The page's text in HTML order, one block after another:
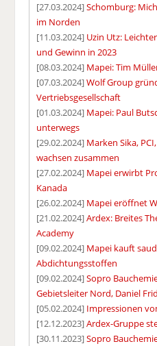
[27.03.2024]Schomburg:
im Norden
[11.03.2024] Uzin Utz:
und Gewinn in 2023
[08.03.2024] Mapei: Tim
[07.03.2024]Wolf Group
Vertriebsgesellschaft
[01.03.2024] Mapei: Paul
unterwegs
[29.02.2024] Marken Sika,
wachsen zusammen
[27.02.2024] Mapei erwirbt
Kanada
[26.02.2024] Mapei eröffnet
[21.02.2024]Ardex: Breites
Academy
[09.02.2024] Mapei kauft
Abdichtungsstoffen
[09.02.2024]Sopro
Gebietsleiter Nord, Daniel
[05.02.2024] Impressionen
[12.12.2023]Ardex-Gruppe
[30.11.2023]Sopro